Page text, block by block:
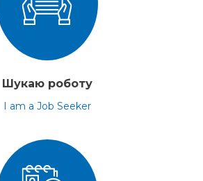
Шукаю роботу
I am a Job Seeker